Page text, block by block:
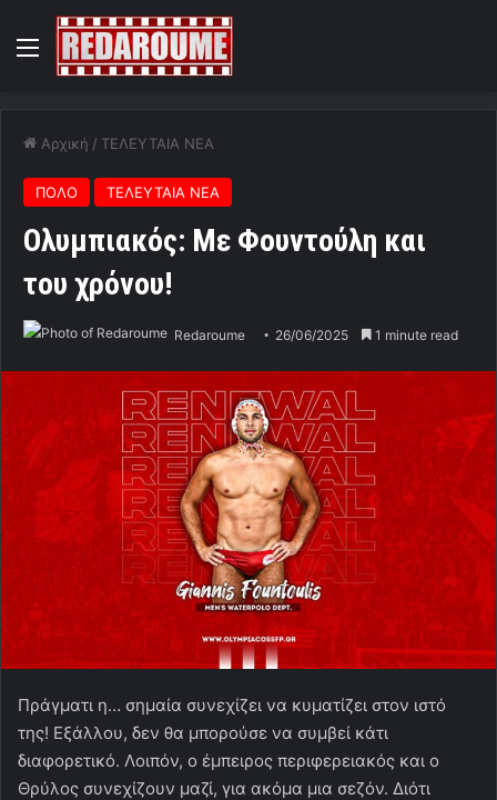
Menu
Αρχική / ΤΕΛΕΥΤΑΙΑ ΝΕΑ
ΠΟΛΟ ΤΕΛΕΥΤΑΙΑ ΝΕΑ
Ολυμπιακός: Με Φουντούλη και
του χρόνου!
Redaroume 26/06/2025 1 minute read
Πράγματι η… σημαία συνεχίζει να κυματίζει στον ιστό
της! Εξάλλου, δεν θα μπορούσε να συμβεί κάτι
διαφορετικό. Λοιπόν, ο έμπειρος περιφερειακός και ο
Θρύλος συνεχίζουν μαζί, για ακόμα μια σεζόν. Διότι